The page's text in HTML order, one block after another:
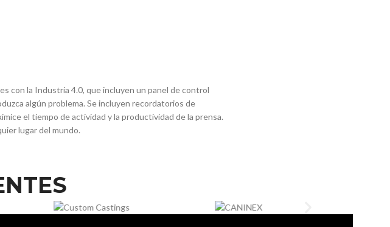
con la Industria 4.0, que incluyen un panel de control
algún problema. Se incluyen recordatorios de
el tiempo de actividad y la productividad de la prensa.
lugar del mundo.